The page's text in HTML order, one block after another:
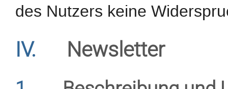
des Nutzers keine
IV. Newsletter